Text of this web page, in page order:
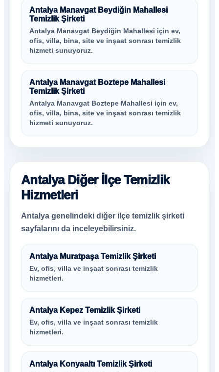
Antalya Manavgat Beydiğin Mahallesi
Temizlik Şirketi
Antalya Manavgat Beydiğin Mahallesi için ev,
ofis, villa, bina, site ve inşaat sonrası temizlik
hizmeti sunuyoruz.
Antalya Manavgat Boztepe Mahallesi
Temizlik Şirketi
Antalya Manavgat Boztepe Mahallesi için ev,
ofis, villa, bina, site ve inşaat sonrası temizlik
hizmeti sunuyoruz.
Antalya Diğer İlçe Temizlik
Hizmetleri
Antalya genelindeki diğer ilçe temizlik şirketi
sayfalarını da inceleyebilirsiniz.
Antalya Muratpaşa Temizlik Şirketi
Ev, ofis, villa ve inşaat sonrası temizlik
hizmetleri.
Antalya Kepez Temizlik Şirketi
Ev, ofis, villa ve inşaat sonrası temizlik
hizmetleri.
Antalya Konyaaltı Temizlik Şirketi